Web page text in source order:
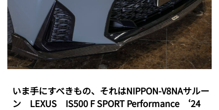
いま手にすべきもの、それはNIPPON-V8NAサルー
ン LEXUS IS500 F SPORT Performance ‘24